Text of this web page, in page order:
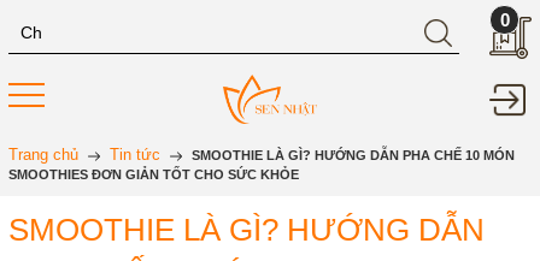
0
Trang chủ Tin tức
SMOOTHIE LÀ GÌ? HƯỚNG DẪN PHA CHẾ 10 MÓN
SMOOTHIES ĐƠN GIẢN TỐT CHO SỨC KHỎE
SMOOTHIE LÀ GÌ? HƯỚNG DẪN